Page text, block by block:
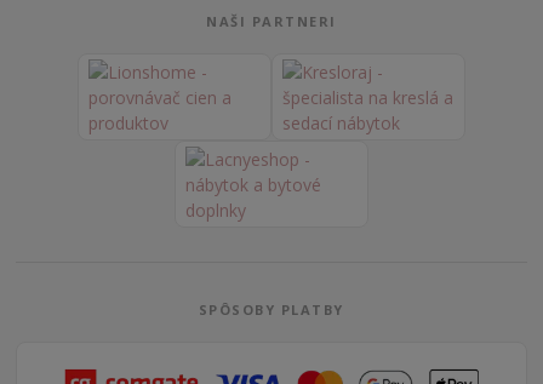
NAŠI PARTNERI
SPÔSOBY PLATBY